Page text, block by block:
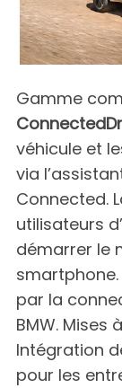
Gamme
véhicule et
via
Connected.
utilisateurs
démarrer le
par la
BMW. Mises
Intégration
pour les